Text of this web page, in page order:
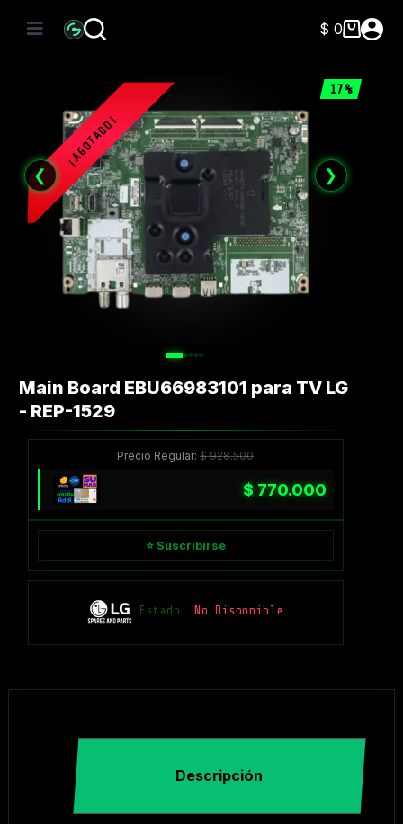
Carro
$ 0
17%
❮ ❯
Main Board EBU66983101 para TV LG
- REP-1529
Precio Regular:$928.500
$ 770.000
⭐ Suscribirse
Estado: No Disponible
Descripción